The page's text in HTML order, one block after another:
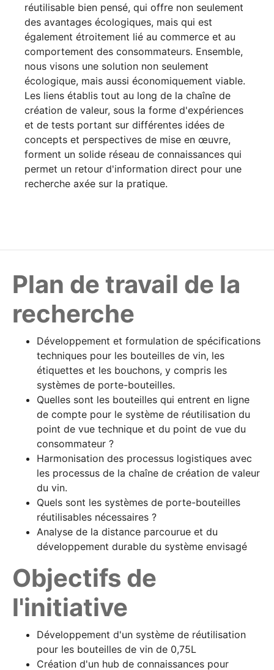
réutilisable bien pensé, qui offre non seulement
des avantages écologiques, mais qui est
également étroitement lié au commerce et au
comportement des consommateurs. Ensemble,
nous visons une solution non seulement
écologique, mais aussi économiquement viable.
Les liens établis tout au long de la chaîne de
création de valeur, sous la forme d'expériences
et de tests portant sur différentes idées de
concepts et perspectives de mise en œuvre,
forment un solide réseau de connaissances qui
permet un retour d'information direct pour une
recherche axée sur la pratique.
Plan de travail de la
recherche
Développement et formulation de spécifications
techniques pour les bouteilles de vin, les
étiquettes et les bouchons, y compris les
systèmes de porte-bouteilles.
Quelles sont les bouteilles qui entrent en ligne
de compte pour le système de réutilisation du
point de vue technique et du point de vue du
consommateur ?
Harmonisation des processus logistiques avec
les processus de la chaîne de création de valeur
du vin.
Quels sont les systèmes de porte-bouteilles
réutilisables nécessaires ?
Analyse de la distance parcourue et du
développement durable du système envisagé
Objectifs de
l'initiative
Développement d'un système de réutilisation
pour les bouteilles de vin de 0,75L
Création d'un hub de connaissances pour